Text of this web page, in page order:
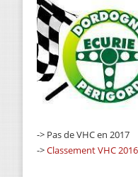
-> Pas de VHC en 2017
->Classement VHC 2016